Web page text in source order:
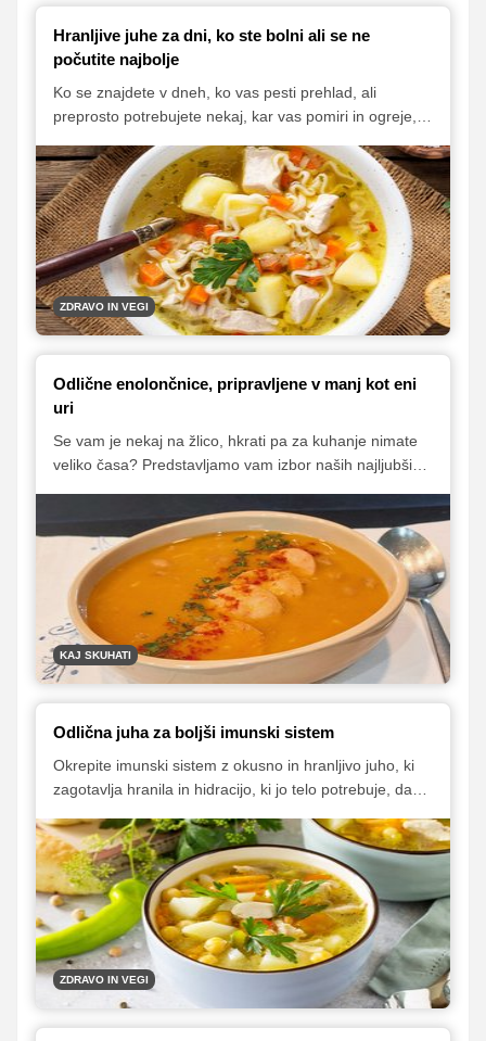
Hranljive juhe za dni, ko ste bolni ali se ne
počutite najbolje
Ko se znajdete v dneh, ko vas pesti prehlad, ali
preprosto potrebujete nekaj, kar vas pomiri in ogreje,
izbranimi sestavinami pomagajo obnoviti moči in vas
hitro popeljejo na pot do boljšega počutja. V
nadaljevanju vam predstavljamo nekaj receptov za
juhe, ki vas bodo okrepčale in oskrbele z zdravimi
sestavinami, ki bodo pripomogle k hitrejšemu
okrevanju.
ZDRAVO IN VEGI
Odlične enolončnice, pripravljene v manj kot eni
uri
Se vam je nekaj na žlico, hkrati pa za kuhanje nimate
veliko časa? Predstavljamo vam izbor naših najljubših
tako za kosilo kot tudi za večerjo.
KAJ SKUHATI
Odlična juha za boljši imunski sistem
Okrepite imunski sistem z okusno in hranljivo juho, ki
zagotavlja hranila in hidracijo, ki jo telo potrebuje, da
bakterijami in virusi.
ZDRAVO IN VEGI